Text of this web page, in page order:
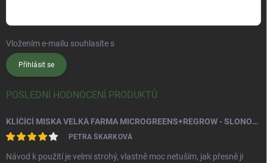
Vložením e-mailu souhlasíte s
Přihlásit se
POSLEDNÍ HODNOCENÍ PRODUKTŮ
KLÍČÍCÍ MISKA VELKÁ FARMA MICROGREENS+REGROW - SLONOVÁ KOST
PETRA ŠKARKOVÁ
Návod k použití je velmi strohý, vlastně moc netuším, jak přesně ji